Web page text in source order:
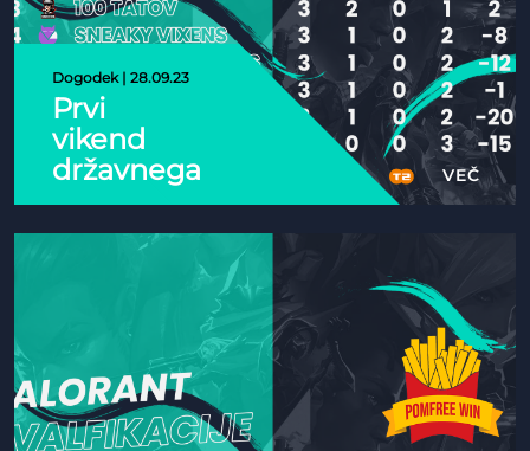
Dogodek | 28.09.23
Prvi
vikend
državnega
prvenstva
v
VEČ